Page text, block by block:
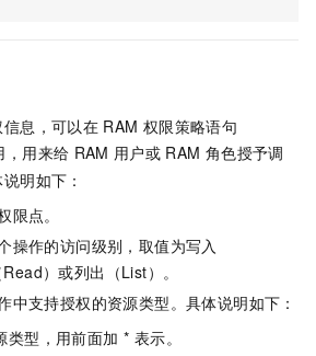
息，可以在 RAM 权限策略语句
，用来给 RAM 用户或 RAM 角色授予调
明如下：
限点。
操作的访问级别，取值为写入
）或列出（List）。
中支持授权的资源类型。具体说明如下：
型，用前面加 * 表示。